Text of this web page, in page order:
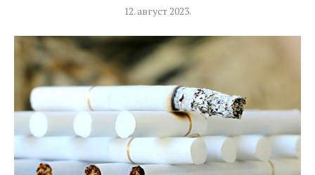
12. август 2023.